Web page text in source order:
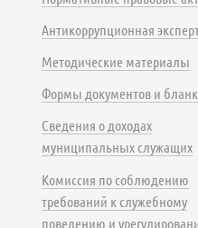
Антикоррупционная
Методические материалы
Формы документов и
Сведения о доходах
муниципальных служащих
Комиссия по соблюдению
требований к служебному
поведению и